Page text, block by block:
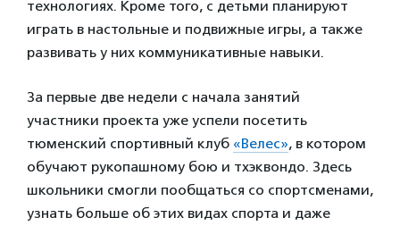
технологиях. Кроме того, с детьми планируют
играть в настольные и подвижные игры, а также
развивать у них коммуникативные навыки.
За первые две недели с начала занятий
участники проекта уже успели посетить
тюменский спортивный клуб «Велес», в котором
обучают рукопашному бою и тхэквондо. Здесь
школьники смогли пообщаться со спортсменами,
узнать больше об этих видах спорта и даже